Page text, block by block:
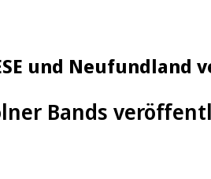
und Neufundland
Bands